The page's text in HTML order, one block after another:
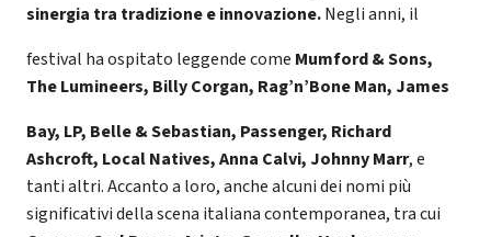
sinergia tra tradizione e innovazione.Negli anni, il
festival ha ospitato leggende come Mumford & Sons,
The Lumineers, Billy Corgan, Rag’n’Bone Man, James
Bay, LP, Belle & Sebastian, Passenger, Richard
Ashcroft, Local Natives, Anna Calvi, Johnny Marr, e
tanti altri. Accanto a loro, anche alcuni dei nomi più
significativi della scena italiana contemporanea, tra cui